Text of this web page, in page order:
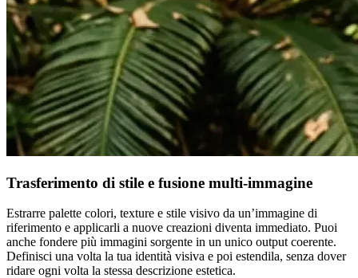
Trasferimento di stile e fusione multi-immagine
Estrarre palette colori, texture e stile visivo da un’immagine di
riferimento e applicarli a nuove creazioni diventa immediato. Puoi
anche fondere più immagini sorgente in un unico output coerente.
Definisci una volta la tua identità visiva e poi estendila, senza dover
ridare ogni volta la stessa descrizione estetica.